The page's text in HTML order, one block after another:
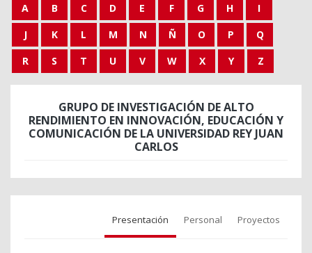
A B C D E F G H
I
J
K L M N Ñ O P
Q
R
S T U V W X Y Z
GRUPO DE INVESTIGACIÓN DE ALTO
RENDIMIENTO EN INNOVACIÓN, EDUCACIÓN Y
COMUNICACIÓN DE LA UNIVERSIDAD REY JUAN
CARLOS
Presentación Personal Proyectos